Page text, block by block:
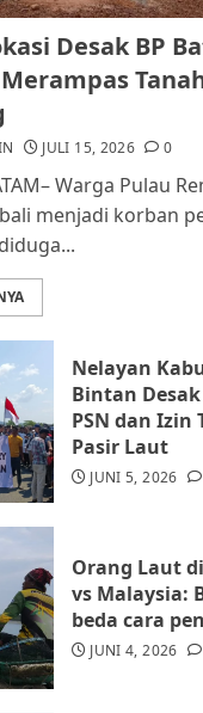
Kader Pajak
Penghubung
dan
Lingkungan
Datangi
Warga
Lahan
Warga
Audiensi
Kota Batam,
Aktivitas
Warga
Tim Advokasi
Batam
Merampas
Rempang
Desak BP
JULI 15, 2026 0
Warga Pulau
menjadi korban
Nelayan
Bintan
PSN dan Izin
Pasir Laut
JUNI 5, 2026
Orang Laut
vs Malaysia:
beda cara
JUNI 4, 2026